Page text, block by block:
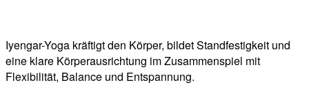
Iyengar-Yoga kräftigt den Körper, bildet Standfestigkeit und
eine klare Körperausrichtung im Zusammenspiel mit
Flexibilität, Balance und Entspannung.